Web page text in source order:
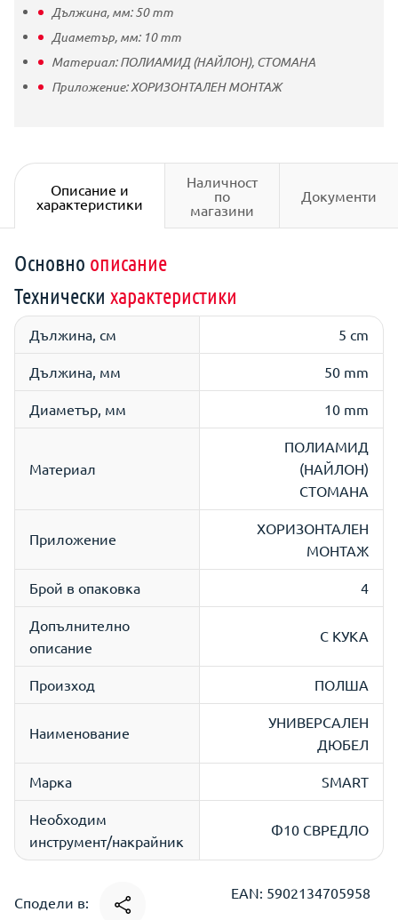
Дължина, мм:50mm
Диаметър, мм: 10mm
Материал:ПОЛИАМИД (НАЙЛОН), СТОМАНА
Приложение:ХОРИЗОНТАЛЕН МОНТАЖ
Описание и
характеристики
Наличност
по
магазини
Документи
Основно описание
Технически характеристики
Дължина, см 5 cm
Дължина, мм 50 mm
Диаметър, мм 10 mm
Материал
ПОЛИАМИД
(НАЙЛОН)
СТОМАНА
Приложение
ХОРИЗОНТАЛЕН
МОНТАЖ
Брой в опаковка 4
Допълнително
описание
С КУКА
Произход ПОЛША
Наименование
УНИВЕРСАЛЕН
ДЮБЕЛ
Марка SMART
Необходим
инструмент/накрайник
Ф10 СВРЕДЛО
Сподели в:
EAN: 5902134705958